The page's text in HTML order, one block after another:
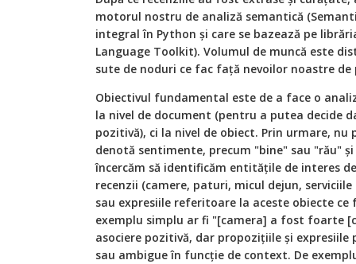
motorul nostru de analiză semantică
integral în Python și care se bazează pe
Language Toolkit). Volumul de muncă este
sute de noduri ce fac faţă nevoilor noastre de
Obiectivul fundamental este de a face o
la nivel de document (pentru a putea decide
pozitivă), ci la nivel de obiect. Prin urmare, nu
denotă sentimente, precum "bine" sau "rău"
încercăm să identificăm entităţile de interes
recenzii (camere, paturi, micul dejun,
sau expresiile referitoare la aceste obiecte
exemplu simplu ar fi "[camera] a fost foarte
asociere pozitivă, dar propoziţiile și
sau ambigue în funcţie de context. De